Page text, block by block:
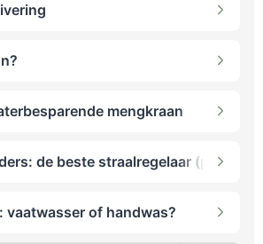
mengkraan
de beste straalregelaar (perlator)
vaatwasser of handwas?